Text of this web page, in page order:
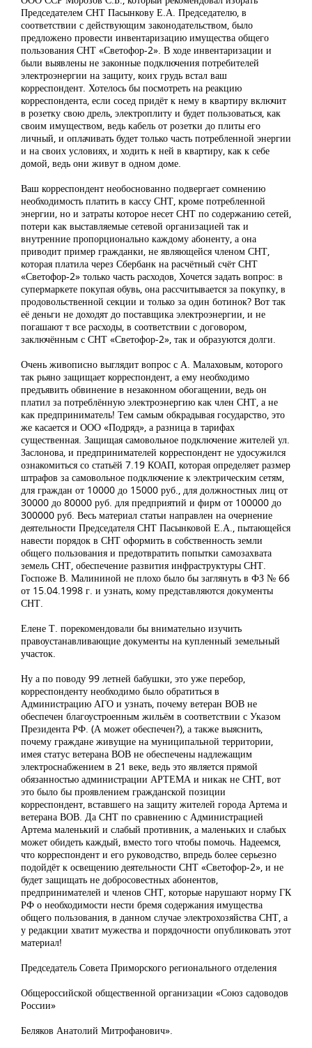
Председателем СНТ Пасынкову Е.А. Председателю, в
соответствии с действующим законодательством, было
предложено провести инвентаризацию имущества общего
пользования СНТ «Светофор-2». В ходе инвентаризации и
были выявлены не законные подключения потребителей
электроэнергии на защиту, коих грудь встал ваш
корреспондент. Хотелось бы посмотреть на реакцию
корреспондента, если сосед придёт к нему в квартиру включит
в розетку свою дрель, электроплиту и будет пользоваться, как
своим имуществом, ведь кабель от розетки до плиты его
личный, и оплачивать будет только часть потребленной энергии
и на своих условиях, и ходить к ней в квартиру, как к себе
домой, ведь они живут в одном доме.
Ваш корреспондент необоснованно подвергает сомнению
необходимость платить в кассу СНТ, кроме потребленной
энергии, но и затраты которое несет СНТ по содержанию сетей,
потери как выставляемые сетевой организацией так и
внутренние пропорционально каждому абоненту, а она
приводит пример гражданки, не являющейся членом СНТ,
которая платила через Сбербанк на расчётный счёт СНТ
«Светофор-2» только часть расходов, Хочется задать вопрос: в
супермаркете покупая обувь, она рассчитывается за покупку, в
продовольственной секции и только за один ботинок? Вот так
её деньги не доходят до поставщика электроэнергии, и не
погашают т все расходы, в соответствии с договором,
заключённым с СНТ «Светофор-2», так и образуются долги.
Очень живописно выглядит вопрос с А. Малаховым, которого
так рьяно защищает корреспондент, а ему необходимо
предъявить обвинение в незаконном обогащении, ведь он
платил за потреблённую электроэнергию как член СНТ, а не
как предприниматель! Тем самым обкрадывая государство, это
же касается и ООО «Подряд», а разница в тарифах
существенная. Защищая самовольное подключение жителей ул.
Заслонова, и предпринимателей корреспондент не удосужился
ознакомиться со статьёй 7.19 КОАП, которая определяет размер
штрафов за самовольное подключение к электрическим сетям,
для граждан от 10000 до 15000 руб., для должностных лиц от
30000 до 80000 руб. для предприятий и фирм от 100000 до
300000 руб. Весь материал статьи направлен на очернение
деятельности Председателя СНТ Пасынковой Е.А., пытающейся
навести порядок в СНТ оформить в собственность земли
общего пользования и предотвратить попытки самозахвата
земель СНТ, обеспечение развития инфраструктуры СНТ.
Госпоже В. Малининой не плохо было бы заглянуть в ФЗ № 66
от 15.04.1998 г. и узнать, кому представляются документы
СНТ.
Елене Т. порекомендовали бы внимательно изучить
правоустанавливающие документы на купленный земельный
участок.
Ну а по поводу 99 летней бабушки, это уже перебор,
корреспонденту необходимо было обратиться в
Администрацию АГО и узнать, почему ветеран ВОВ не
обеспечен благоустроенным жильём в соответствии с Указом
Президента РФ. (А может обеспечен?), а также выяснить,
почему граждане живущие на муниципальной территории,
имея статус ветерана ВОВ не обеспечены надлежащим
электроснабжением в 21 веке, ведь это является прямой
обязанностью администрации АРТЕМА и никак не СНТ, вот
это было бы проявлением гражданской позиции
корреспондент, вставшего на защиту жителей города Артема и
ветерана ВОВ. Да СНТ по сравнению с Администрацией
Артема маленький и слабый противник, а маленьких и слабых
может обидеть каждый, вместо того чтобы помочь. Надеемся,
что корреспондент и его руководство, впредь более серьезно
подойдёт к освещению деятельности СНТ «Светофор-2», и не
будет защищать не добросовестных абонентов,
предпринимателей и членов СНТ, которые нарушают норму ГК
РФ о необходимости нести бремя содержания имущества
общего пользования, в данном случае электрохозяйства СНТ, а
у редакции хватит мужества и порядочности опубликовать этот
материал!
Председатель Совета Приморского регионального отделения
Общероссийской общественной организации «Союз садоводов
России»
Беляков Анатолий Митрофанович».